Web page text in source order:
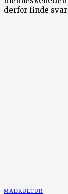
derfor finde
MADKULTUR